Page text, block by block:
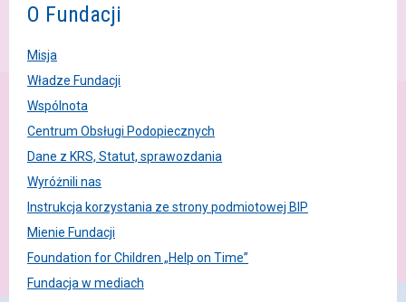
O Fundacji
Misja
Władze Fundacji
Wspólnota
Centrum Obsługi Podopiecznych
Dane z KRS, Statut, sprawozdania
Wyróżnili nas
Instrukcja korzystania ze strony podmiotowej BIP
Mienie Fundacji
Foundation for Children „Help on Time”
Fundacja w mediach